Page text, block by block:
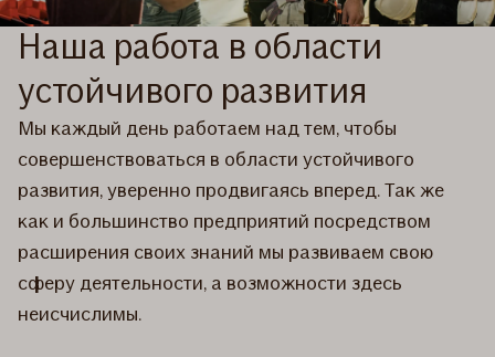
Наша работа в области
устойчивого развития
Мы каждый день работаем над тем, чтобы
совершенствоваться в области устойчивого
развития, уверенно продвигаясь вперед. Так же
как и большинство предприятий посредством
расширения своих знаний мы развиваем свою
сферу деятельности, а возможности здесь
неисчислимы.